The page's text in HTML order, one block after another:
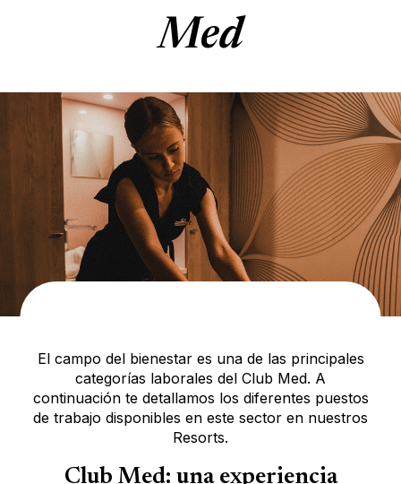
Med
El campo del bienestar es una de las principales
categorías laborales del Club Med. A
continuación te detallamos los diferentes puestos
de trabajo disponibles en este sector en nuestros
Resorts.
Club Med: una experiencia